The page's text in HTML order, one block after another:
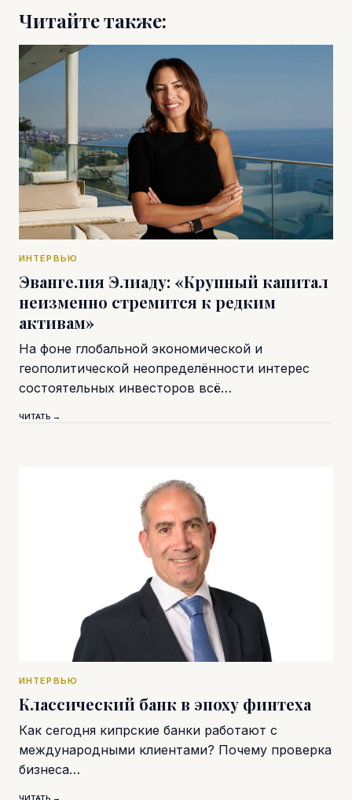
Читайте также:
ИНТЕРВЬЮ
Эвангелия Элиаду: «Крупный капитал
неизменно стремится к редким
активам»
На фоне глобальной экономической и
геополитической неопределённости интерес
состоятельных инвесторов всё…
ЧИТАТЬ →
ИНТЕРВЬЮ
Классический банк в эпоху финтеха
Как сегодня кипрские банки работают с
международными клиентами? Почему проверка
бизнеса…
ЧИТАТЬ →